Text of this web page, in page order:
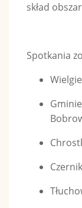
skład
Spotkania